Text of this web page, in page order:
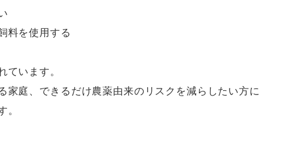
料を使用する
ています。
家庭、できるだけ農薬由来のリスクを減らしたい方に
。